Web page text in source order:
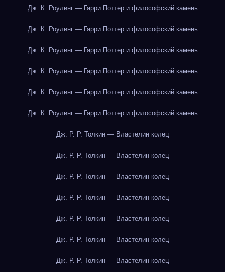
Дж. К. Роулинг — Гарри Поттер и философский камень
Дж. К. Роулинг — Гарри Поттер и философский камень
Дж. К. Роулинг — Гарри Поттер и философский камень
Дж. К. Роулинг — Гарри Поттер и философский камень
Дж. К. Роулинг — Гарри Поттер и философский камень
Дж. К. Роулинг — Гарри Поттер и философский камень
Дж. Р. Р. Толкин — Властелин колец
Дж. Р. Р. Толкин — Властелин колец
Дж. Р. Р. Толкин — Властелин колец
Дж. Р. Р. Толкин — Властелин колец
Дж. Р. Р. Толкин — Властелин колец
Дж. Р. Р. Толкин — Властелин колец
Дж. Р. Р. Толкин — Властелин колец